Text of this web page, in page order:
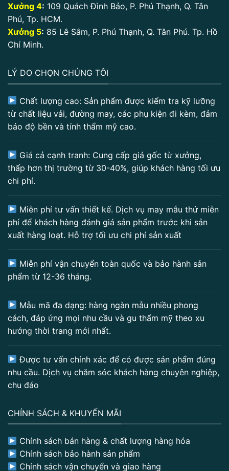
Xưởng 4: 109 Quách Đình Bảo, P. Phú Thạnh, Q. Tân
Phú, Tp. HCM.
Xưởng 5: 85 Lê Sâm, P. Phú Thạnh, Q. Tân Phú. Tp. Hồ
Chí Minh.
LÝ DO CHỌN CHÚNG TÔI
Chất lượng cao: Sản phẩm được kiểm tra kỹ lưỡng
từ chất liệu vải, đường may, các phụ kiện đi kèm, đảm
bảo độ bền và tính thẩm mỹ cao.
Giá cả cạnh tranh: Cung cấp giá gốc từ xưởng,
thấp hơn thị trường từ 30-40%, giúp khách hàng tối ưu
chi phí.
Miễn phí tư vấn thiết kế. Dịch vụ may mẫu thử miễn
phí để khách hàng đánh giá sản phẩm trước khi sản
xuất hàng loạt. Hỗ trợ tối ưu chi phí sản xuất
Miễn phí vận chuyển toàn quốc và bảo hành sản
phẩm từ 12-36 tháng.
Mẫu mã đa dạng: hàng ngàn mẫu nhiều phong
cách, đáp ứng mọi nhu cầu và gu thẩm mỹ theo xu
hướng thời trang mới nhất.
Được tư vấn chính xác để có được sản phẩm đúng
nhu cầu. Dịch vụ chăm sóc khách hàng chuyên nghiệp,
chu đáo
CHÍNH SÁCH & KHUYẾN MÃI
Chính sách bán hàng & chất lượng hàng hóa
Chính sách bảo hành sản phẩm
Chính sách vận chuyển và giao hàng